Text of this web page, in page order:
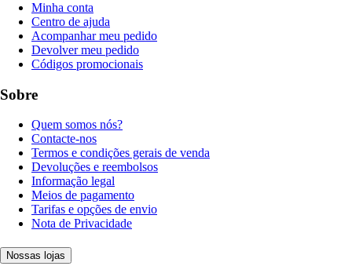
Minha conta
Centro de ajuda
Acompanhar meu pedido
Devolver meu pedido
Códigos promocionais
Sobre
Quem somos nós?
Contacte-nos
Termos e condições gerais de venda
Devoluções e reembolsos
Informação legal
Meios de pagamento
Tarifas e opções de envio
Nota de Privacidade
Nossas lojas